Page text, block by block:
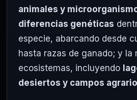
animales y
diferencias genéticas
especie, abarcando desde
hasta razas de ganado; y la
ecosistemas, incluyendo
desiertos y campos